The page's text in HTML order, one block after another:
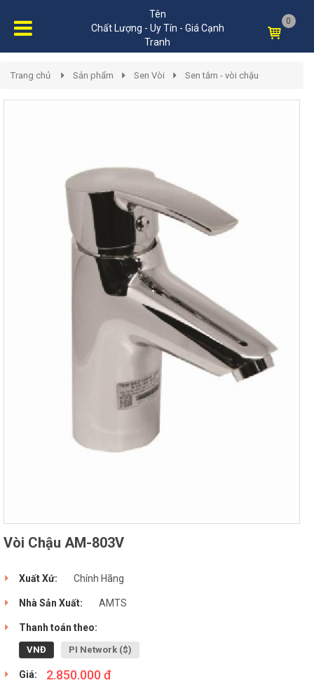
Tên
Chất Lượng - Uy Tín - Giá Cạnh
Tranh
0
Trang chủ Sản phẩm Sen Vòi Sen tắm - vòi chậu
Vòi Chậu AM-803V
Xuất Xứ: Chính Hãng
Nhà Sản Xuất: AMTS
Thanh toán theo:
VNĐ PI Network ($)
Giá: 2.850.000 đ